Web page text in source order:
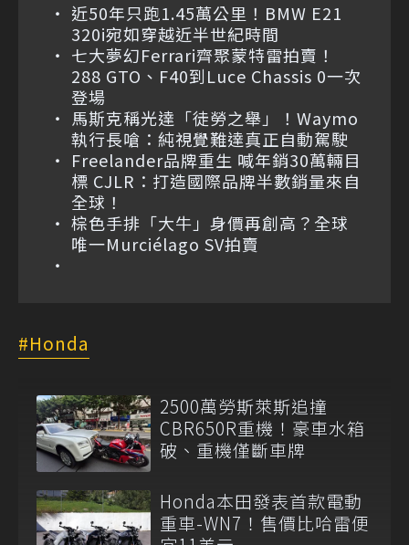
近50年只跑1.45萬公里！BMW E21
320i宛如穿越近半世紀時間
七大夢幻Ferrari齊聚蒙特雷拍賣！
288 GTO、F40到Luce Chassis 0一次
登場
馬斯克稱光達「徒勞之舉」！Waymo
執行長嗆：純視覺難達真正自動駕駛
Freelander品牌重生 喊年銷30萬輛目
標 CJLR：打造國際品牌半數銷量來自
全球！
棕色手排「大牛」身價再創高？全球
唯一Murciélago SV拍賣
Honda
2500萬勞斯萊斯追撞
CBR650R重機！豪車水箱
破、重機僅斷車牌
Honda本田發表首款電動
重車-WN7！售價比哈雷便